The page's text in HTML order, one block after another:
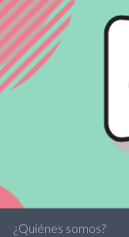
¿Quiénes somos?